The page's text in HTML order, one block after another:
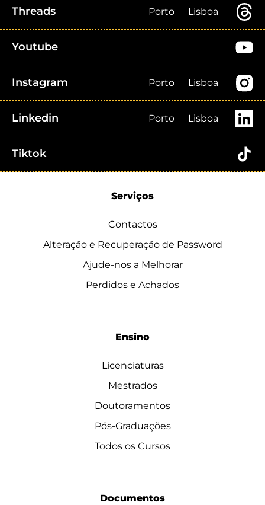
Threads Porto Lisboa
Youtube
Instagram Porto Lisboa
Linkedin Porto Lisboa
Tiktok
Serviços
Contactos
Alteração e Recuperação de Password
Ajude-nos a Melhorar
Perdidos e Achados
Ensino
Licenciaturas
Mestrados
Doutoramentos
Pós-Graduações
Todos os Cursos
Documentos